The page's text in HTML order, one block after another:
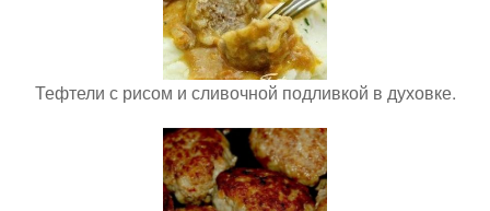
Тефтели с рисом и сливочной подливкой в духовке.